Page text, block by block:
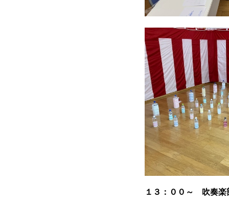
１３：００～ 吹奏楽